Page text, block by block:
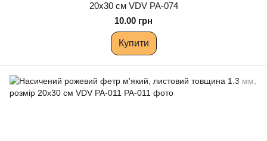
20х30 см VDV РА-074
10.00 грн
Купити